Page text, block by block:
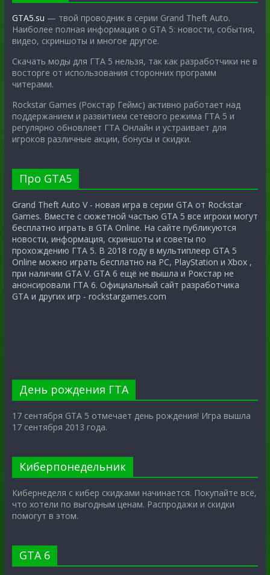
GTA5.su — твой проводник в серии Grand Theft Auto.
Наиболее полная информация о GTA 5: новости, события,
видео, скриншоты и многое другое.
Скачать моды для ГТА 5 нельзя, так как разработчики не в
восторге от использования сторонних программ
читерами.
Rockstar Games (Рокстар Геймс) активно работает над
поддержанием и развитием сетевого режима ГТА 5 и
регулярно обновляет ГТА Онлайн и устраивает для
игроков различные акции, бонусы и скидки.
Про GTA5
Grand Theft Auto V - новая игра в серии GTA от Rockstar
Games. Вместе с сюжетной частью GTA 5 все игроки могут
бесплатно играть в GTA Online. На сайте публикуются
новости, информация, скриншоты и советы по
прохождению ГТА 5. В 2018 году в мультиплеер GTA 5
Online можно играть бесплатно на PC, PlayStation и Xbox ,
при наличии GTA V. GTA 6 ещё не вышла и Рокстар не
анонсировали ГТА 6. Официальный сайт разработчика
GTA и других игр - rockstargames.com
День рождения ГТА
17 сентября GTA 5 отмечает день рождения! Игра вышла
17 сентября 2013 года.
Киберпонедельник
Кибернеделя с кибер скидками начинается. Покупайте всё,
что хотели по выгодным ценам. Распродажи и скидки
помогут в этом.
GTA 6